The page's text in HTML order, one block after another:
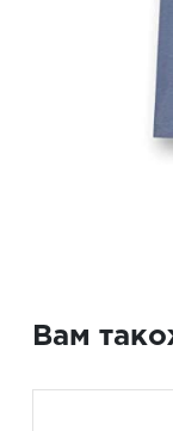
Вам